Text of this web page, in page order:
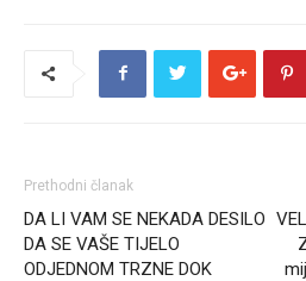
Prethodni članak
DA LI VAM SE NEKADA DESILO
DA SE VAŠE TIJELO
ODJEDNOM TRZNE DOK